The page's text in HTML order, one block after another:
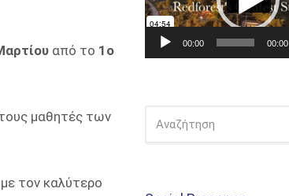
από το 1ο
μαθητές των
τον καλύτερο
00:00 00:00
ΓΙΑ: